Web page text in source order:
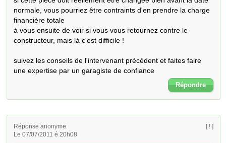
normale, vous pourriez être contraints d'en prendre la charge
financière totale
à vous ensuite de voir si vous vous retournez contre le
constructeur, mais là c'est difficile !
suivez les conseils de l'intervenant précédent et faites faire
une expertise par un garagiste de confiance
Répondre
Réponse anonyme
Le 07/07/2011 é 20h08
[ ! ]